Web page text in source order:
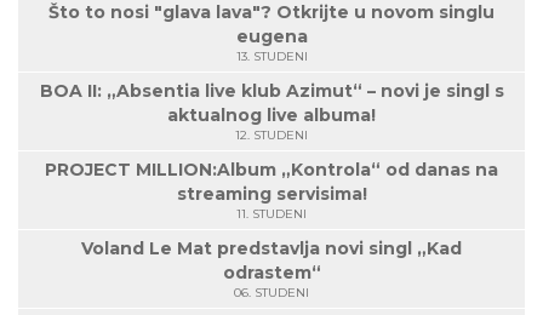
Što to nosi "glava lava"? Otkrijte u novom singlu
eugena
13. STUDENI
BOA II: „Absentia live klub Azimut“ – novi je singl s
aktualnog live albuma!
12. STUDENI
PROJECT MILLION:Album „Kontrola“ od danas na
streaming servisima!
11. STUDENI
Voland Le Mat predstavlja novi singl „Kad
odrastem“
06. STUDENI